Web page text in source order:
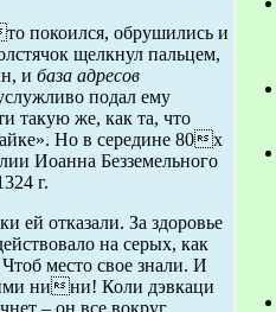
покоился, обрушились и
щелкнул пальцем,
и база адресов
подал ему
такую же, как та, что
Но в середине 80х
Иоанна Безземельного
г.
отказали. За здоровье
на серых, как
место свое знали. И
нини! Коли дэвкаци